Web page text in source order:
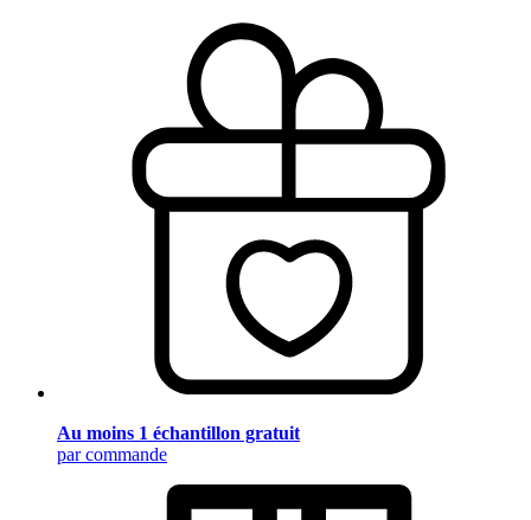
Au moins 1 échantillon gratuit
par commande